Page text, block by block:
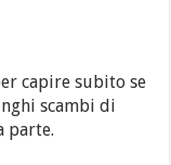
capire subito se
scambi di
parte.